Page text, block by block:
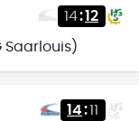
14:12
Saarlouis)
14:11